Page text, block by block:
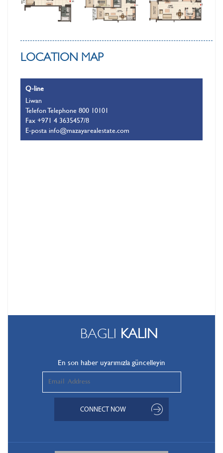
LOCATION MAP
Q-line
Liwan
Telefon Telephone 800 10101
Fax +971 4 3635457/8
E-posta info@mazayarealestate.com
BAGLI KALIN
En son haber uyarımızla güncelleyin